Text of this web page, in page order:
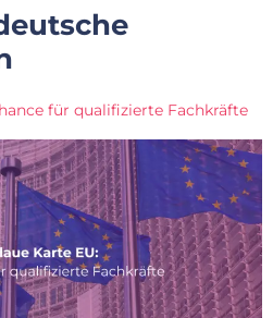
für qualifizierte Fachkräfte